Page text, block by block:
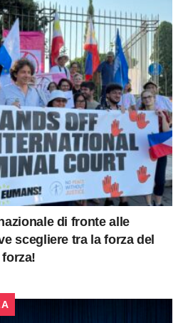
di fronte alle
scegliere tra la forza del